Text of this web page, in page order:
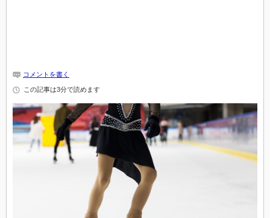
コメントを書く
この記事は3分で読めます